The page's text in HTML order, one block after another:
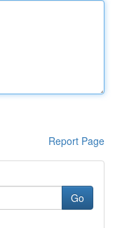
Report Page
Go